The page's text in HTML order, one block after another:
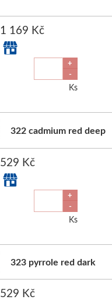
1 169 Kč
+
-
Ks
322 cadmium red deep
529 Kč
+
-
Ks
323 pyrrole red dark
529 Kč